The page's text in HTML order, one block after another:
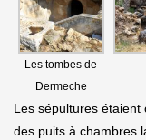
Les tombes de
Dermeche
Les sépultures étaient
des puits à chambres